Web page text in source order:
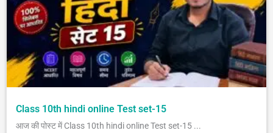
Class 10th hindi online Test set-15
आज की पोस्ट में Class 10th hindi online Test set-15 ...